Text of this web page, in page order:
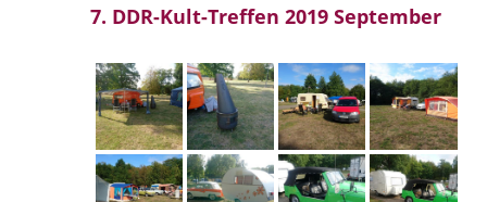
7. DDR-Kult-Treffen 2019 September